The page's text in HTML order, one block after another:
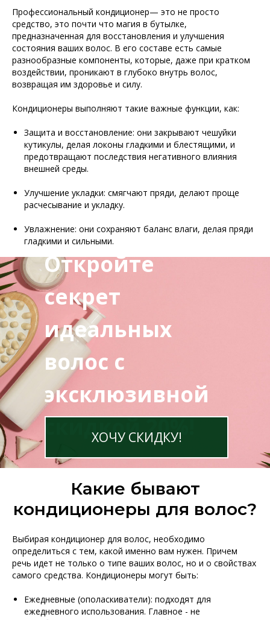
Профессиональный кондиционер— это не просто
средство, это почти что магия в бутылке,
предназначенная для восстановления и улучшения
состояния ваших волос. В его составе есть самые
разнообразные компоненты, которые, даже при кратком
воздействии, проникают в глубоко внутрь волос,
возвращая им здоровье и силу.
Кондиционеры выполняют такие важные функции, как:
Защита и восстановление: они закрывают чешуйки
кутикулы, делая локоны гладкими и блестящими, и
предотвращают последствия негативного влияния
внешней среды.
Улучшение укладки: смягчают пряди, делают проще
расчесывание и укладку.
Увлажнение: они сохраняют баланс влаги, делая пряди
гладкими и сильными.
Откройте
секрет
идеальных
волос с
эксклюзивной
скидкой 20%!
ХОЧУ СКИДКУ!
Какие бывают
кондиционеры для волос?
Выбирая кондиционер для волос, необходимо
определиться с тем, какой именно вам нужен. Причем
речь идет не только о типе ваших волос, но и о свойствах
самого средства. Кондиционеры могут быть:
Ежедневные (ополаскиватели): подходят для
ежедневного использования. Главное - не